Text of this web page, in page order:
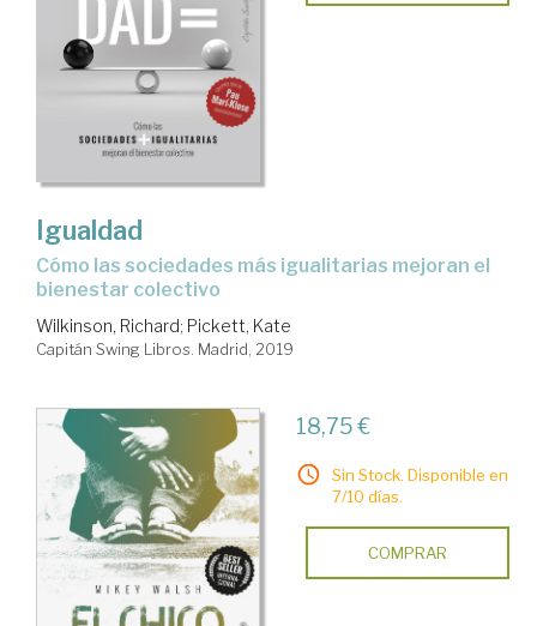
Igualdad
cómo las sociedades más igualitarias mejoran el
bienestar colectivo
Wilkinson, Richard; Pickett, Kate
Capitán Swing Libros. Madrid, 2019
18,75 €
Sin Stock. Disponible en
7/10 días.
COMPRAR